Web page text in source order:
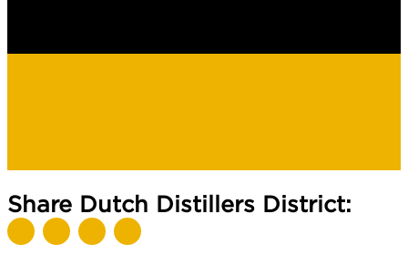
Share Dutch Distillers District: